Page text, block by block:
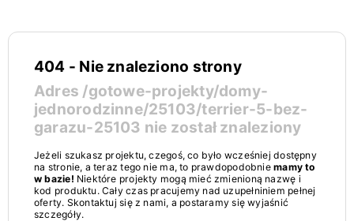
404 - Nie znaleziono strony
Adres /gotowe-projekty/domy-
jednorodzinne/25103/terrier-5-bez-
garazu-25103 nie został znaleziony
Jeżeli szukasz projektu, czegoś, co było wcześniej dostępny
na stronie, a teraz tego nie ma, to prawdopodobniemamy to
w bazie! Niektóre projekty mogą mieć zmienioną nazwę i
kod produktu. Cały czas pracujemy nad uzupełniniem pełnej
oferty. Skontaktuj się z nami, a postaramy się wyjaśnić
szczegóły.